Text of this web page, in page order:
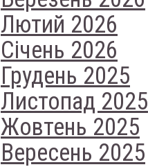
Лютий 2026
Січень 2026
Грудень 2025
Листопад 2025
Жовтень 2025
Вересень 2025